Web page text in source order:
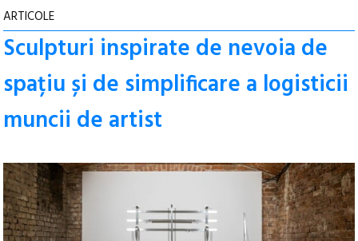
ARTICOLE
Sculpturi inspirate de nevoia de
spațiu și de simplificare a logisticii
muncii de artist